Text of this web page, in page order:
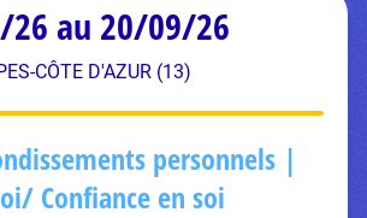
26 au 20/09/26
CÔTE D'AZUR (13)
personnels |
Confiance en soi